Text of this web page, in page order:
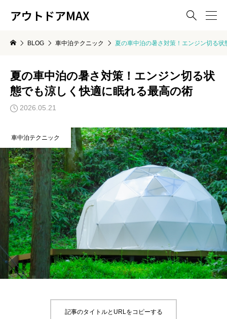
アウトドアMAX 
BLOG 車中泊テクニック 夏の車中泊の暑さ対策！エンジン切る
夏の車中泊の暑さ対策！エンジン切る状
態でも涼しく快適に眠れる最高の術
2026.05.21
車中泊テクニック
記事のタイトルとURLをコピーする